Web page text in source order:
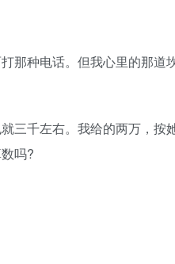
那种电话。但我心里的那道
三千左右。我给的两万，按
吗?